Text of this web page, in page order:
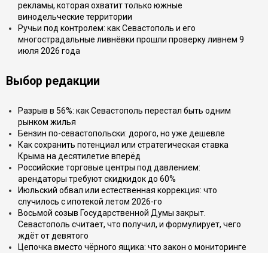
рекламы, которая охватит только южные
винодельческие территории
Ручьи под контролем: как Севастополь и его
многострадальные ливнёвки прошли проверку ливнем 9
июля 2026 года
Выбор редакции
Разрыв в 56%: как Севастополь перестал быть одним
рынком жилья
Бензин по-севастопольски: дорого, но уже дешевле
Как сохранить потенциал или стратегическая ставка
Крыма на десятилетие вперёд
Российские торговые центры под давлением:
арендаторы требуют скидкидок до 60%
Июльский обвал или естественная коррекция: что
случилось с ипотекой летом 2026-го
Восьмой созыв Государственной Думы закрыт.
Севастополь считает, что получил, и формулирует, чего
ждёт от девятого
Цепочка вместо чёрного ящика: что закон о мониторинге